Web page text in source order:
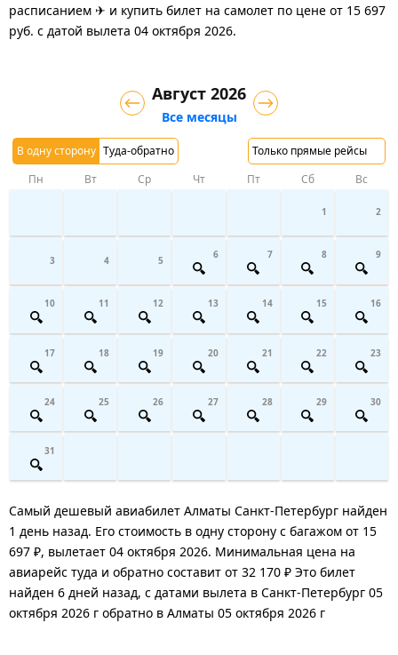
расписанием ✈ и купить билет на самолет по цене от 15 697
руб. с датой вылета 04 октября 2026.
В одну сторону Туда-обратно Только прямые рейсы
Август 2026
Все месяцы
Пн Вт Ср Чт Пт Сб Вс
1 2
3 4 5 6 7 8 9
10 11 12 13 14 15 16
17 18 19 20 21 22 23
24 25 26 27 28 29 30
31
Самый дешевый авиабилет Алматы Санкт-Петербург найден
1 день назад. Его стоимость в одну сторону с багажом от 15
697 ₽, вылетает 04 октября 2026. Минимальная цена на
авиарейс туда и обратно составит от 32 170 ₽ Это билет
найден 6 дней назад, с датами вылета в Санкт-Петербург 05
октября 2026 г обратно в Алматы 05 октября 2026 г